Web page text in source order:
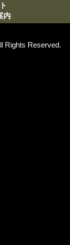
内
Rights Reserved.